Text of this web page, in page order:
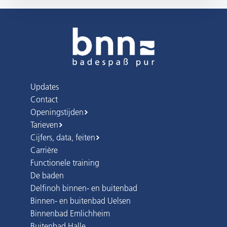
Updates
Contact
Openingstijden
Tarieven
Cijfers, data, feiten
Carrière
Functionele training
De baden
Delfinoh binnen- en buitenbad
Binnen- en buitenbad Uelsen
Binnenbad Emlichheim